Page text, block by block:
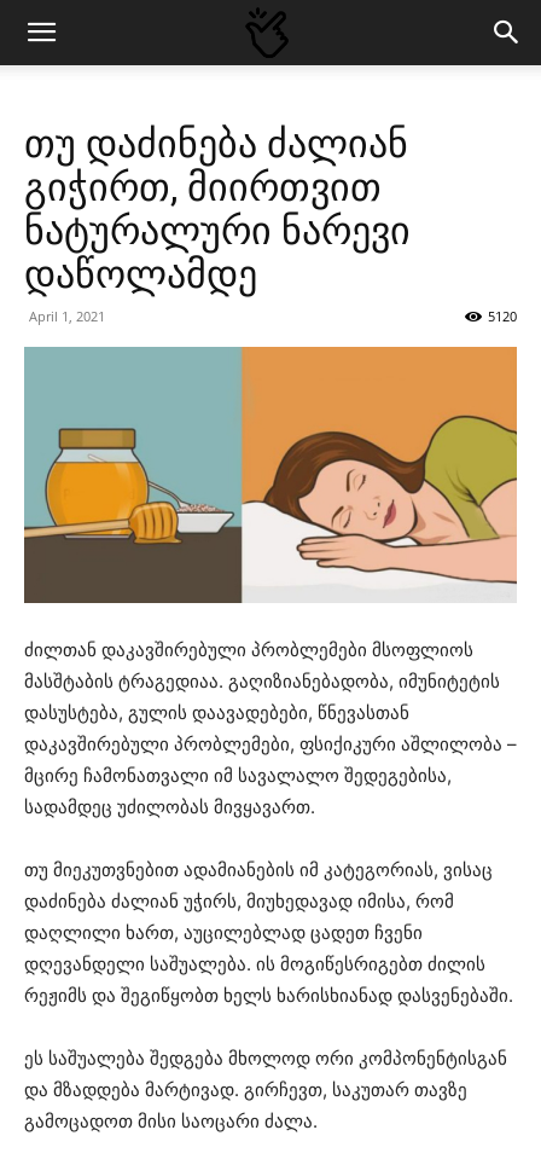
თუ დაძინება ძალიან
გიჭირთ, მიირთვით
ნატურალური ნარევი
დაწოლამდე
April 1, 2021 5120
ძილთან დაკავშირებული პრობლემები მსოფლიოს
მასშტაბის ტრაგედიაა. გაღიზიანებადობა, იმუნიტეტის
დასუსტება, გულის დაავადებები, წნევასთან
დაკავშირებული პრობლემები, ფსიქიკური აშლილობა –
მცირე ჩამონათვალი იმ სავალალო შედეგებისა,
სადამდეც უძილობას მივყავართ.
თუ მიეკუთვნებით ადამიანების იმ კატეგორიას, ვისაც
დაძინება ძალიან უჭირს, მიუხედავად იმისა, რომ
დაღლილი ხართ, აუცილებლად ცადეთ ჩვენი
დღევანდელი საშუალება. ის მოგიწესრიგებთ ძილის
რეჟიმს და შეგიწყობთ ხელს ხარისხიანად დასვენებაში.
ეს საშუალება შედგება მხოლოდ ორი კომპონენტისგან
და მზადდება მარტივად. გირჩევთ, საკუთარ თავზე
გამოცადოთ მისი საოცარი ძალა.